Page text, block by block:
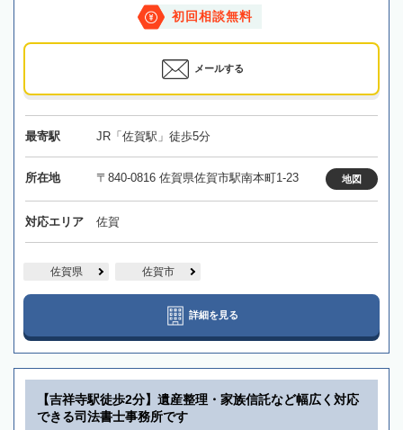
初回相談無料
メールする
最寄駅 JR「佐賀駅」徒歩5分
所在地 〒840-0816 佐賀県佐賀市駅南本町1-23 地図
対応エリア 佐賀
佐賀県 佐賀市
詳細を見る
【吉祥寺駅徒歩2分】遺産整理・家族信託など幅広く対応
できる司法書士事務所です